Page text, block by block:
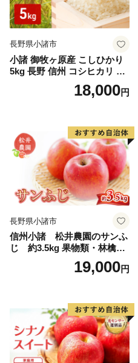
長野県小諸市
小諸 御牧ヶ原産 こしひかり
5kg 長野 信州 コシヒカリ 精
米 美味しいお米 お取り寄せ
18,000円
長野県小諸市
信州小諸 松井農園のサンふ
じ 約3.5kg 果物類・林檎・
19,000円